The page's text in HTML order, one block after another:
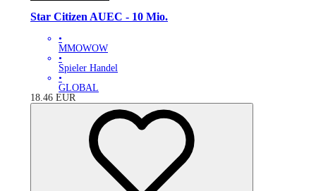
Star Citizen AUEC - 10 Mio.
•
MMOWOW
•
Spieler Handel
•
GLOBAL
18.46 EUR